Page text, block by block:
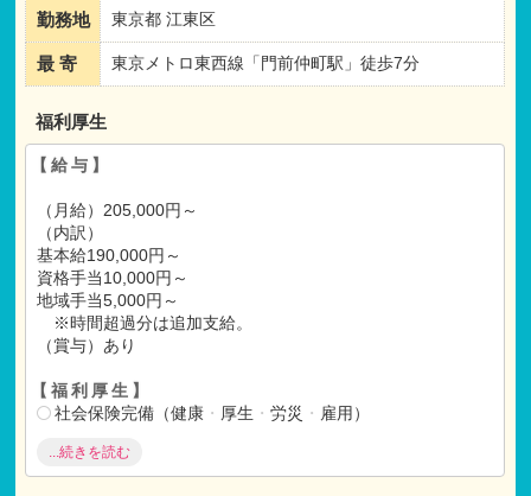
勤務地 東京都 江東区
最 寄 東京メトロ東西線「門前仲町駅」徒歩7分
福利厚生
【給与】
（月給）205,000円～
（内訳）
基本給190,000円～
資格手当10,000円～
地域手当5,000円～
※時間超過分は追加支給。
（賞与）あり
【福利厚生】
社会保険完備（健康・ 厚生 ・ 労災 ・ 雇用）
研修あり
＊社員懇親会・旅行あり
...続きを読む